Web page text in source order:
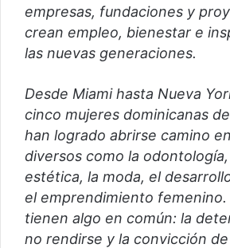
empresas, fundaciones y
crean empleo, bienestar e
las nuevas generaciones.
Desde Miami hasta Nueva
cinco mujeres dominicanas
han logrado abrirse camino
diversos como la
estética, la moda, el
el emprendimiento femenino.
tienen algo en común: la
no rendirse y la convicción